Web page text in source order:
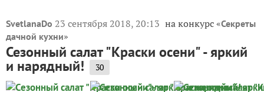
SvetlanaDo 23 сентября 2018, 20:13 на конкурс «Секреты
дачной кухни»
Сезонный салат "Краски осени" - яркий
и нарядный! 30